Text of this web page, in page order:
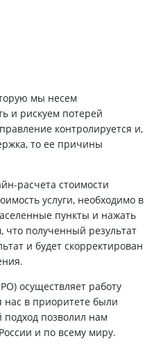
мы несем
и рискуем потерей
контролируется и,
то ее причины
расчета стоимости
услуги, необходимо в
пункты и нажать
что полученный результат
и будет скорректирован
осуществляет работу
нас в приоритете были
позволил нам
и по всему миру.